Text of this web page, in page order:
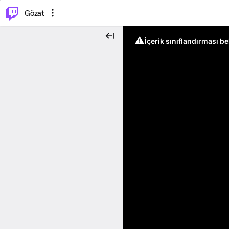
Gözat
İçerik sınıflandırması